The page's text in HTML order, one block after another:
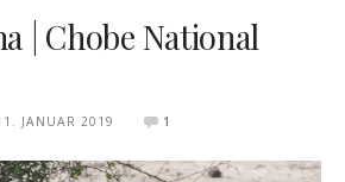
| Chobe National
JANUAR 2019 1